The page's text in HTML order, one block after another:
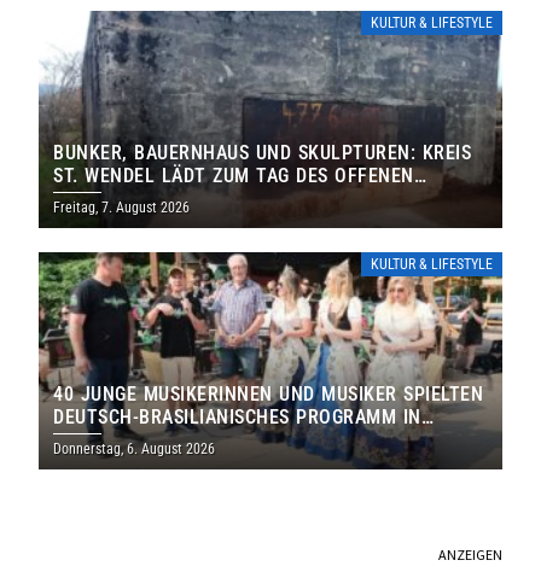
KULTUR & LIFESTYLE
BUNKER, BAUERNHAUS UND SKULPTUREN: KREIS
ST. WENDEL LÄDT ZUM TAG DES OFFENEN
DENKMALS EIN
Freitag, 7. August 2026
KULTUR & LIFESTYLE
40 JUNGE MUSIKERINNEN UND MUSIKER SPIELTEN
DEUTSCH-BRASILIANISCHES PROGRAMM IN
THOLEY
Donnerstag, 6. August 2026
ANZEIGEN